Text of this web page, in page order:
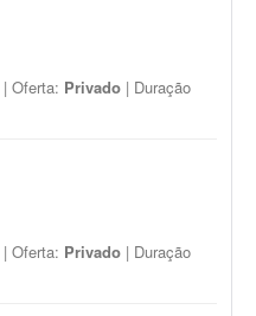
| Oferta: Privado | Duração
| Oferta: Privado | Duração